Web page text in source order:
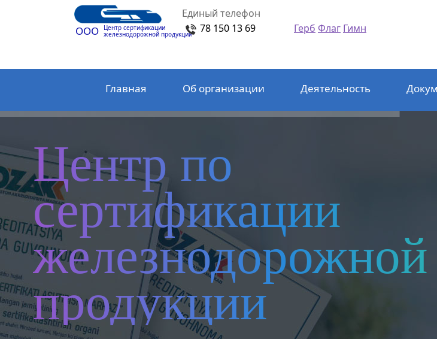
ООО Центр сертификации
железнодорожной продукции
Единый телефон
78 150 13 69
Герб Флаг Гимн
Главная Об организации Деятельность
Центр по
сертификации
железнодорожной
продукции